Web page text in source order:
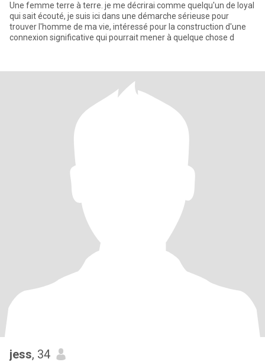
Une femme terre à terre. je me décrirai comme quelqu'un de loyal
qui sait écouté, je suis ici dans une démarche sérieuse pour
trouver l'homme de ma vie, intéressé pour la construction d'une
connexion significative qui pourrait mener à quelque chose d
jess, 34